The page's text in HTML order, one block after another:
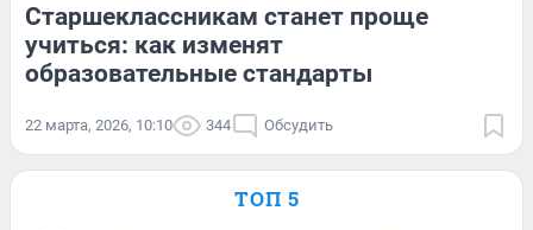
Старшеклассникам станет проще
учиться: как изменят
образовательные стандарты
22 марта, 2026, 10:10 344 Обсудить
ТОП 5